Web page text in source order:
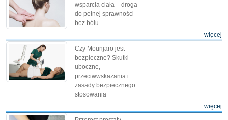
wsparcia ciała – droga
do pełnej sprawności
bez bólu
więcej
Czy Mounjaro jest
bezpieczne? Skutki
uboczne,
przeciwwskazania i
zasady bezpiecznego
stosowania
więcej